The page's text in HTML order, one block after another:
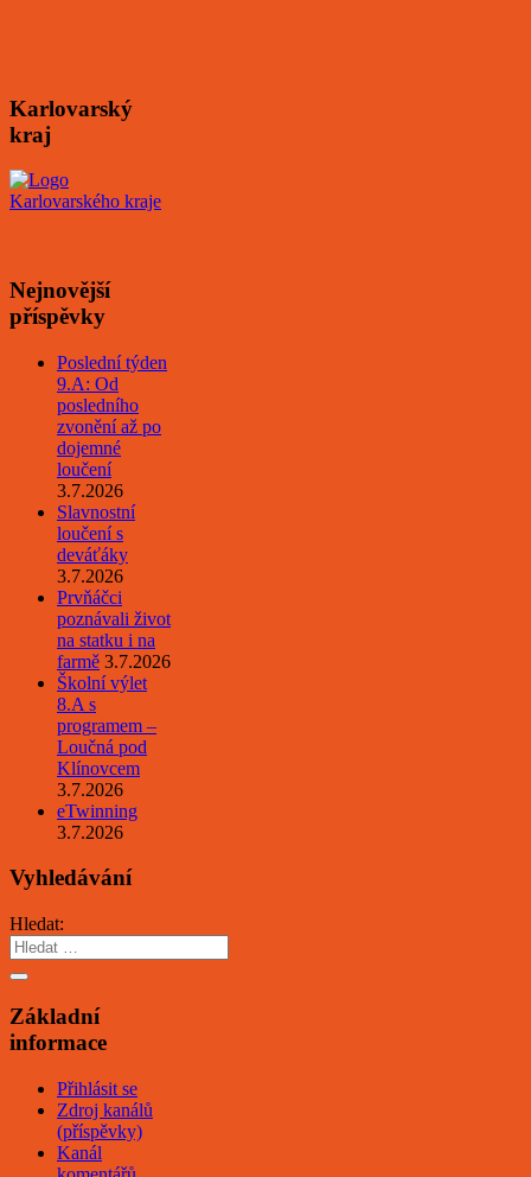
Karlovarský
kraj
Nejnovější
příspěvky
Poslední týden
9.A: Od
posledního
zvonění až po
dojemné
loučení
3.7.2026
Slavnostní
loučení s
deváťáky
3.7.2026
Prvňáčci
poznávali život
na statku i na
farmě 3.7.2026
Školní výlet
8.A s
programem –
Loučná pod
Klínovcem
3.7.2026
eTwinning
3.7.2026
Vyhledávání
Hledat:
Základní
informace
Přihlásit se
Zdroj kanálů
(příspěvky)
Kanál